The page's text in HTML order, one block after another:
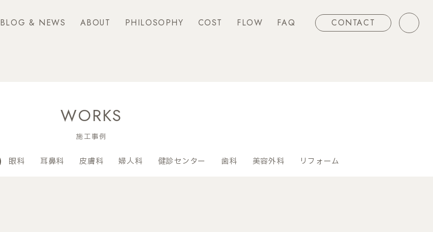
BLOG & NEWS ABOUT PHILOSOPHY COST FLOW FAQ CONTACT
WORKS
施工事例
眼科 耳鼻科 皮膚科 婦人科 健診センター 歯科 美容外科 リフォーム